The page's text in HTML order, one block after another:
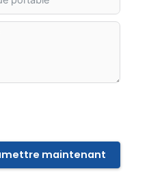
maintenant